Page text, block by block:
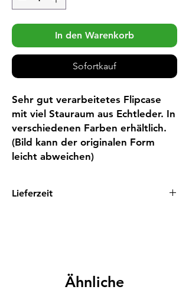
In den Warenkorb
Sofortkauf
Sehr gut verarbeitetes Flipcase
mit viel Stauraum aus Echtleder. In
verschiedenen Farben erhältlich.
(Bild kann der originalen Form
leicht abweichen)
Lieferzeit
Ähnliche